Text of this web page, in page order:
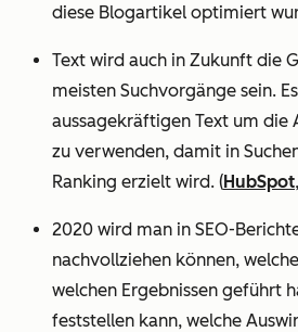
diese Blogartikel optimiert
Text wird auch in Zukunft die
meisten Suchvorgänge sein.
aussagekräftigen Text um die
zu verwenden, damit in
Ranking erzielt wird. (HubSpot
2020 wird man in SEO-
nachvollziehen können,
welchen Ergebnissen geführt
feststellen kann, welche